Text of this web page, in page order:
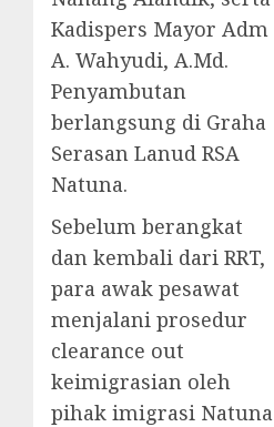
Kadispers Mayor Adm
A. Wahyudi, A.Md.
Penyambutan
berlangsung di Graha
Serasan Lanud RSA
Natuna.
Sebelum berangkat
dan kembali dari RRT,
para awak pesawat
menjalani prosedur
clearance out
keimigrasian oleh
pihak imigrasi Natuna